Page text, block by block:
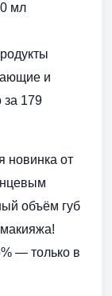
мл
и
179
новинка от
объём губ
— только в